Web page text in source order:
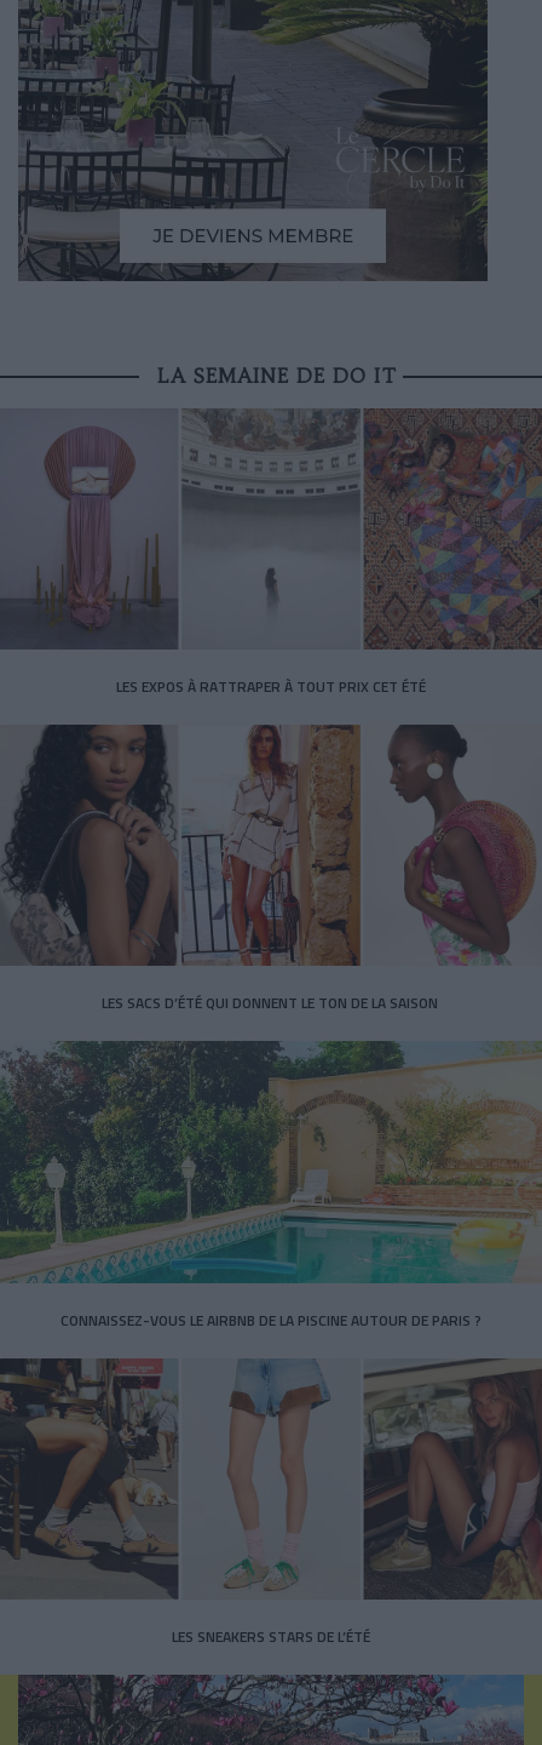
LA SEMAINE DE DO IT
LES EXPOS À RATTRAPER À TOUT PRIX CET ÉTÉ
LES SACS D’ÉTÉ QUI DONNENT LE TON DE LA SAISON
CONNAISSEZ-VOUS LE AIRBNB DE LA PISCINE AUTOUR DE PARIS ?
LES SNEAKERS STARS DE L’ÉTÉ